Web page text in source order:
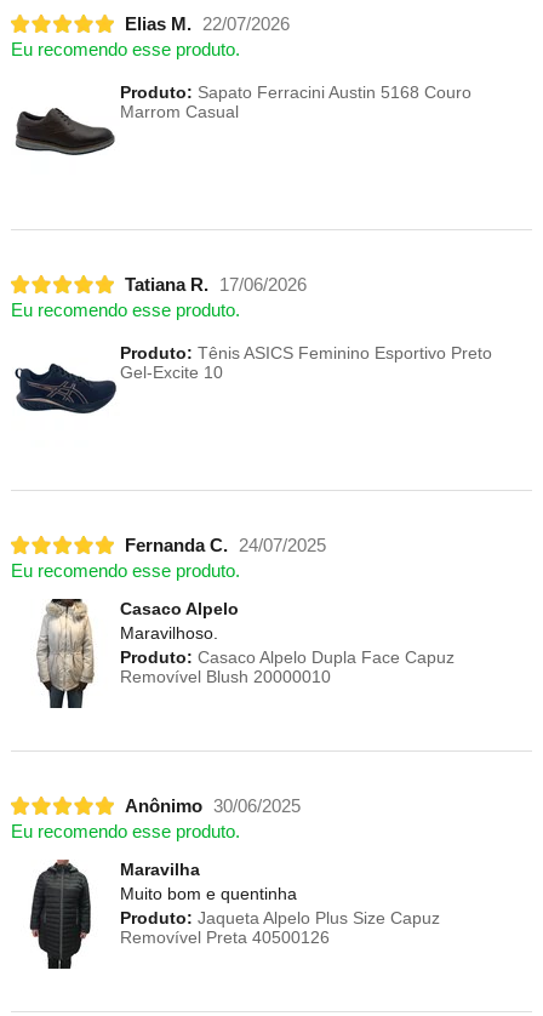
Elias M.
22/07/2026
Eu recomendo esse produto.
Produto: Sapato Ferracini Austin 5168 Couro
Marrom Casual
Tatiana R.
17/06/2026
Eu recomendo esse produto.
Produto: Tênis ASICS Feminino Esportivo Preto
Gel-Excite 10
Fernanda C.
24/07/2025
Eu recomendo esse produto.
Casaco Alpelo
Maravilhoso.
Produto: Casaco Alpelo Dupla Face Capuz
Removível Blush 20000010
Anônimo 30/06/2025
Eu recomendo esse produto.
Maravilha
Muito bom e quentinha
Produto: Jaqueta Alpelo Plus Size Capuz
Removível Preta 40500126